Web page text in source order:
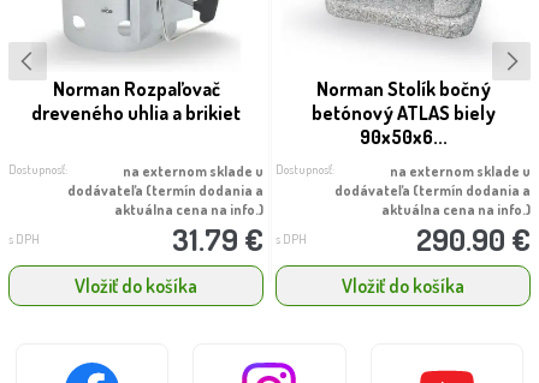
Norman Rozpaľovač
dreveného uhlia a brikiet
Dostupnosť:
na externom sklade u
dodávateľa (termín dodania a
aktuálna cena na info.)
s DPH 31.79 €
Vložiť do košíka
Norman Stolík bočný
betónový ATLAS biely
90x50x6...
Dostupnosť:
na externom sklade u
dodávateľa (termín dodania a
aktuálna cena na info.)
s DPH 290.90 €
Vložiť do košíka